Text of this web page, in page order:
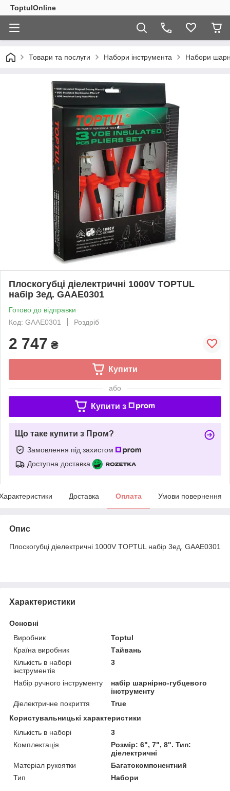
ToptulOnline
Товари та послуги Набори інструмента Набори
Плоскогубці діелектричні 1000V TOPTUL
набір 3ед. GAAE0301
Готово до відправки
Код: GAAE0301
Роздріб
2 747 ₴
Купити
або
Купити з
Що таке купити з Пром?
Замовлення під захистом
Доступна доставка
Доставка Оплата Умови повернення
Опис
Плоскогубці діелектричні 1000V TOPTUL набір 3ед. GAAE0301
Характеристики
Основні
Виробник
Toptul
Країна виробник
Тайвань
Кількість в наборі
інструментів
3
Набір ручного інструменту
набір шарнірно-губцевого
інструменту
Діелектричне покриття
True
Користувальницькі характеристики
Кількість в наборі
3
Комплектація
Розмір: 6", 7", 8". Тип:
діелектричні
Матеріал рукоятки
Багатокомпонентний
Тип
Набори